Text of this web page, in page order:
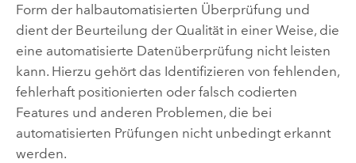
Form der halbautomatisierten Überprüfung und
dient der Beurteilung der Qualität in einer Weise, die
eine automatisierte Datenüberprüfung nicht leisten
kann. Hierzu gehört das Identifizieren von fehlenden,
fehlerhaft positionierten oder falsch codierten
Features und anderen Problemen, die bei
automatisierten Prüfungen nicht unbedingt erkannt
werden.